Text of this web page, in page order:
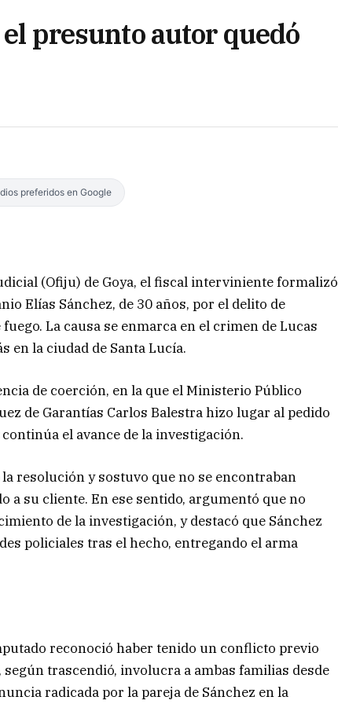
presunto autor quedó
preferidos en Google
(Ofiju) de Goya, el fiscal interviniente formalizó
Elías Sánchez, de 30 años, por el delito de
La causa se enmarca en el crimen de Lucas
en la ciudad de Santa Lucía.
de coerción, en la que el Ministerio Público
de Garantías Carlos Balestra hizo lugar al pedido
el avance de la investigación.
resolución y sostuvo que no se encontraban
su cliente. En ese sentido, argumentó que no
de la investigación, y destacó que Sánchez
policiales tras el hecho, entregando el arma
reconoció haber tenido un conflicto previo
trascendió, involucra a ambas familias desde
radicada por la pareja de Sánchez en la